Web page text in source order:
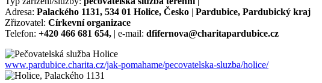
Adresa: Palackého 1131, 534 01 Holice, Česko | Pardubice, Pardubický kraj
Zřizovatel: Církevní organizace
Telefon: +420 466 681 654, | e-mail: dfifernova@charitapardubice.cz
www.pardubice.charita.cz/jak-pomahame/pecovatelska-sluzba/holice/